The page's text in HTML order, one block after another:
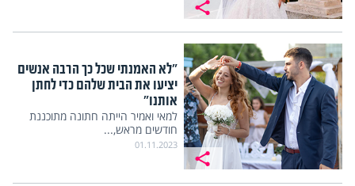
"לא האמנתי שכל כך הרבה אנשים
יציעו את הבית שלהם כדי לחתן
אותנו"
למאי ואמיר הייתה חתונה מתוכננת
חודשים מראש,...
01.11.2023